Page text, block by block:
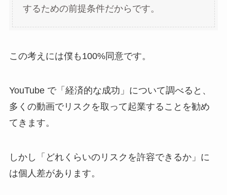
するための前提条件だからです。
この考えには僕も100%同意です。
YouTube で「経済的な成功」について調べると、
多くの動画でリスクを取って起業することを勧め
てきます。
しかし「どれくらいのリスクを許容できるか」に
は個人差があります。